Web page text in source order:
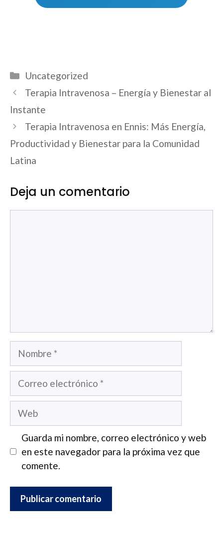
Categorías
Uncategorized
Navegación
de
Terapia Intravenosa – Energía y Bienestar al
Instante
Terapia Intravenosa en Ennis: Más Energía,
Productividad y Bienestar para la Comunidad
Latina
Deja un comentario
electrónico
Guarda mi nombre, correo electrónico y web
en este navegador para la próxima vez que
comente.